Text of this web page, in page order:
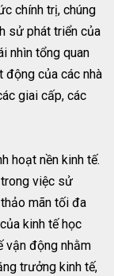
chính trị, chúng
sử phát triển của
nhìn tổng quan
động của các nhà
giai cấp, các
hoạt nền kinh tế.
việc sử
mãn tối đa
kinh tế học
vận động nhằm
trưởng kinh tế,